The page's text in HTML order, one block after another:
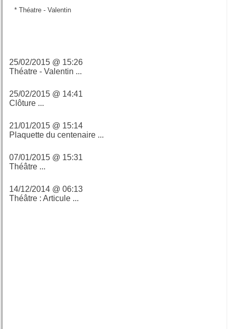
* Théatre - Valentin
25/02/2015 @ 15:26
Théatre - Valentin ...
25/02/2015 @ 14:41
Clôture ...
21/01/2015 @ 15:14
Plaquette du centenaire ...
07/01/2015 @ 15:31
Théâtre ...
14/12/2014 @ 06:13
Théâtre : Articule ...